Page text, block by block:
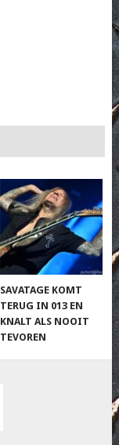
SAVATAGE KOMT
TERUG IN 013 EN
KNALT ALS NOOIT
TEVOREN